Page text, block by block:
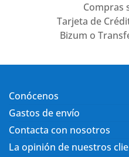
Compras
Tarjeta de
Bizum o
Conócenos
Gastos de envío
Contacta con nosotros
La opinión de nuestros